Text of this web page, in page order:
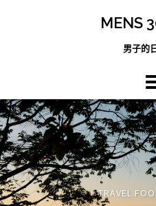
MENS
男子的
TRAVEL